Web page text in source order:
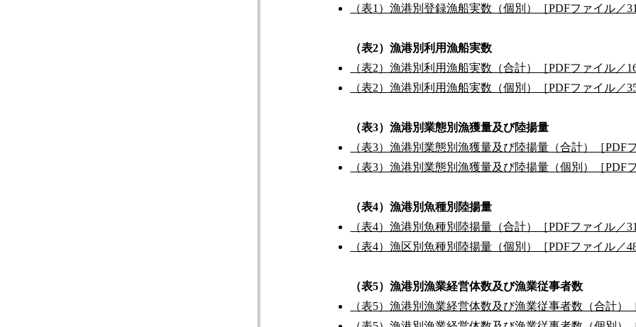
（表1）漁港別登録漁船実数（個別）［PDFファイル／
（表2）漁港別利用漁船実数
（表2）漁港別利用漁船実数（合計）［PDFファイル／
（表2）漁港別利用漁船実数（個別）［PDFファイル／
（表3）漁港別業態別漁獲量及び陸揚量
（表3）漁港別業態別漁獲量及び陸揚量（合計）［PDF
（表3）漁港別業態別漁獲量及び陸揚量（個別）［PDF
（表4）漁港別魚種別陸揚量
（表4）漁港別魚種別陸揚量（合計）［PDFファイル／
（表4）漁区別魚種別陸揚量（個別）［PDFファイル／
（表5）漁港別漁業経営体数及び漁業従事者数
（表5）漁港別漁業経営体数及び漁業従事者数（合計）